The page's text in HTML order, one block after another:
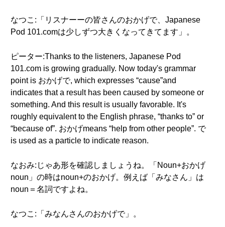
なつこ:「リスナーーの皆さんのおかげで、Japanese
Pod 101.comは少しずつ大きくなってきてます」。
ピーター:Thanks to the listeners, Japanese Pod
101.com is growing gradually. Now today's grammar
point is おかげで, which expresses “cause”and
indicates that a result has been caused by someone or
something. And this result is usually favorable. It's
roughly equivalent to the English phrase, “thanks to” or
“because of”. おかげmeans “help from other people”. で
is used as a particle to indicate reason.
なおみ:じゃあ形を確認しましょうね。「Noun+おかげ
noun」の時はnoun+のおかげ。例えば「みなさん」は
noun＝名詞ですよね。
なつこ:「みなんさんのおかげで」。